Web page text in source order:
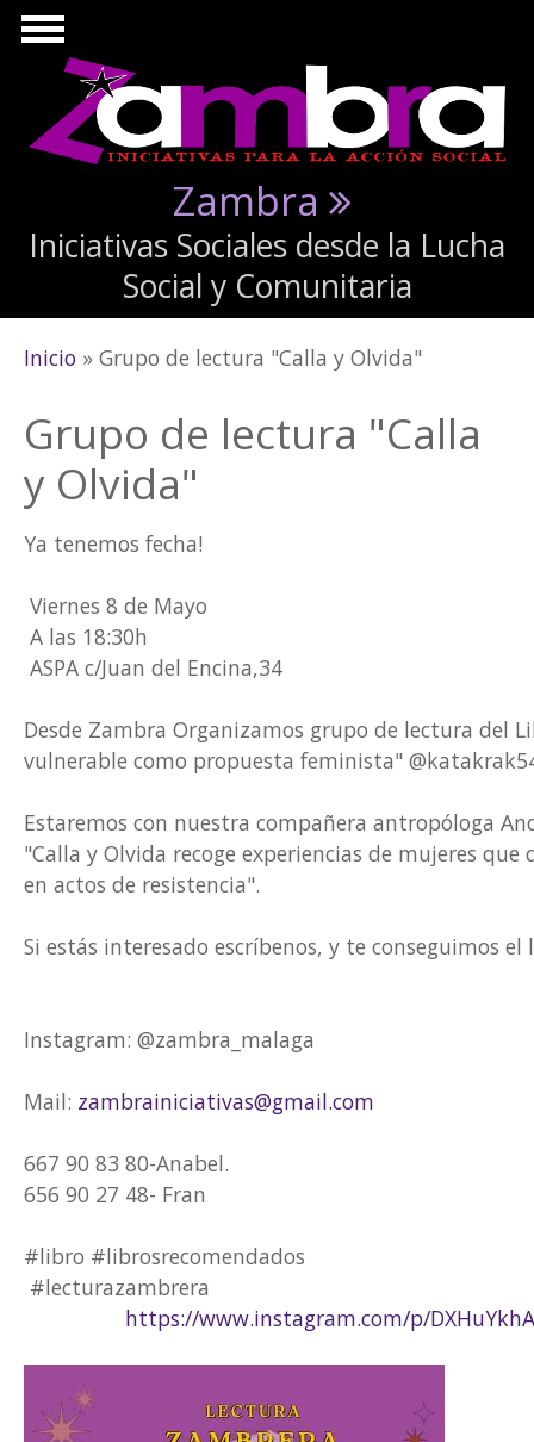
Pasar al contenido principal
Zambra
Iniciativas Sociales desde la Lucha
Social y Comunitaria
Se encuentra usted aquí
Inicio » Grupo de lectura "Calla y Olvida"
Grupo de lectura "Calla
y Olvida"
Ya tenemos fecha!
Viernes 8 de Mayo
A las 18:30h
ASPA c/Juan del Encina,34
Desde Zambra Organizamos grupo de lectura del
vulnerable como propuesta feminista"
Estaremos con nuestra compañera antropóloga
"Calla y Olvida recoge experiencias de mujeres
en actos de resistencia".
Si estás interesado escríbenos, y te conseguimos
Instagram: @zambra_malaga
Mail: zambrainiciativas@gmail.com
667 90 83 80-Anabel.
656 90 27 48- Fran
#libro #librosrecomendados
#lecturazambrera
https://www.instagram.com/p/